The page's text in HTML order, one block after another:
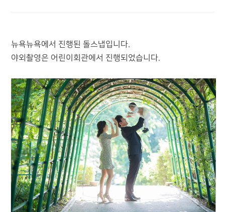
뉴욕뉴욕에서 진행된 돌스냅입니다.
야외촬영은 어린이회관에서 진행되었습니다.